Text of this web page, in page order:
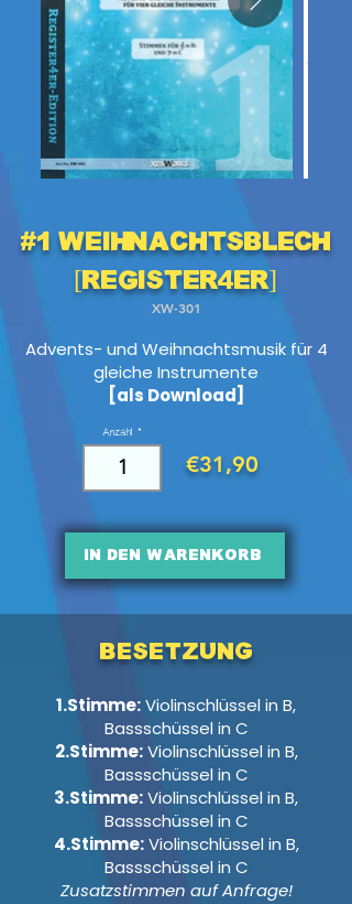
#1 WeihnachtsBlech
[Register4er]
XW-301
Advents- und Weihnachtsmusik für 4
gleiche Instrumente
[als Download]
Anzahl
€31,90
In den Warenkorb
Besetzung
1.Stimme:Violinschlüssel in B,
Bassschüssel in C
2.Stimme:Violinschlüssel in B,
Bassschüssel in C
3.Stimme:Violinschlüssel in B,
Bassschüssel in C
4.Stimme:Violinschlüssel in B,
Bassschüssel in C
Zusatzstimmen auf Anfrage!